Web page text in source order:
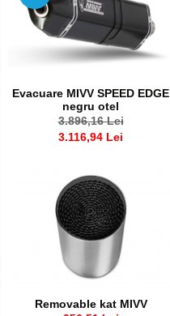
Evacuare MIVV SPEED EDGE
negru otel
3.896,16 Lei
3.116,94 Lei
Removable kat MIVV